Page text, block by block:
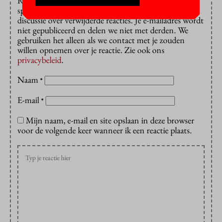
spam en dan verwijderd. De redactie gaat niet in
discussie over verwijderde reacties. Je e-mailadres wordt
niet gepubliceerd en delen we niet met derden. We
gebruiken het alleen als we contact met je zouden
willen opnemen over je reactie. Zie ook ons
privacybeleid.
Naam *
E-mail *
Mijn naam, e-mail en site opslaan in deze browser
voor de volgende keer wanneer ik een reactie plaats.